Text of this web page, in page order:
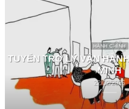
HÀNH CHÍNH
TUYỂN TRỢ LÝ VẬN
MINH
22/02/2026